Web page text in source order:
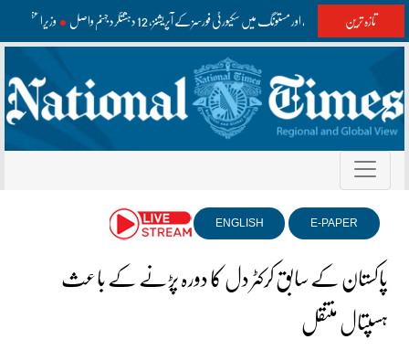
تازہ ترین واشک اور مستونگ میں سکیورٹی فورسز کے آپریشنز، 12 دہشتگرد جہنم واصل وزیراعظم
E-PAPER
ENGLISH
پاکستان کے سابق کرکٹر دل کا دورہ پڑنے کے باعث
ہسپتال منتقل